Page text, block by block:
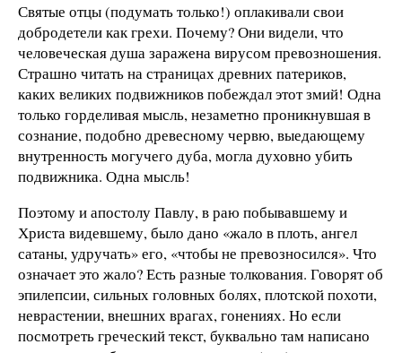
Святые отцы (подумать только!) оплакивали свои
добродетели как грехи. Почему? Они видели, что
человеческая душа заражена вирусом превозношения.
Страшно читать на страницах древних патериков,
каких великих подвижников побеждал этот змий! Одна
только горделивая мысль, незаметно проникнувшая в
сознание, подобно древесному червю, выедающему
внутренность могучего дуба, могла духовно убить
подвижника. Одна мысль!
Поэтому и апостолу Павлу, в раю побывавшему и
Христа видевшему, было дано «жало в плоть, ангел
сатаны, удручать» его, «чтобы не превозносился». Что
означает это жало? Есть разные толкования. Говорят об
эпилепсии, сильных головных болях, плотской похоти,
неврастении, внешних врагах, гонениях. Но если
посмотреть греческий текст, буквально там написано